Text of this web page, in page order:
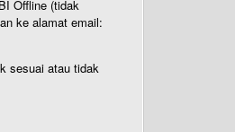
Offline (tidak
ke alamat email:
sesuai atau tidak